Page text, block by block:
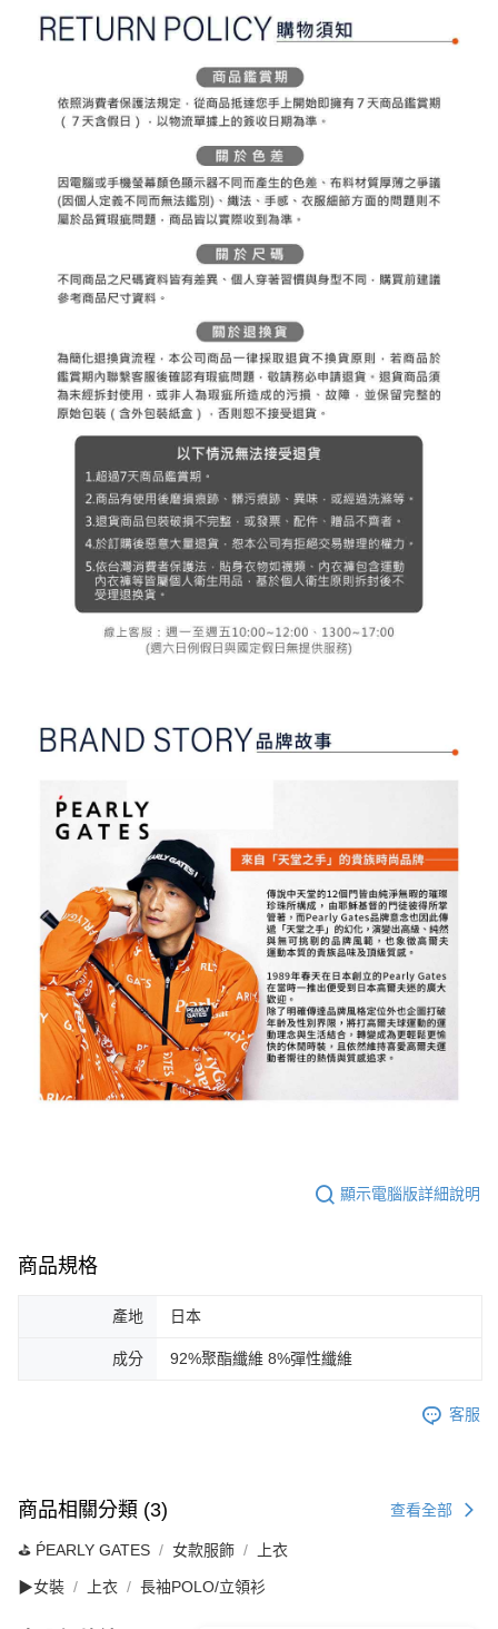
顯示電腦版詳細說明
商品規格
產地 日本
成分 92%聚酯纖維 8%彈性纖維
客服
商品相關分類 (3) 查看全部
⛳️ ṔEARLY GATES 女款服飾 上衣
▶女裝 上衣 長袖POLO/立領衫